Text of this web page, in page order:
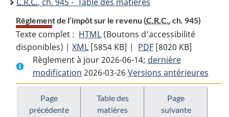
Règlement de l’impôt sur le revenu (C.R.C., ch. 945)
Texte complet : HTML Texte
complet
:
Règlement
de
l’impôt
sur
(Boutons d’accessibilité
disponibles) |XML Texte
complet
:
Règlement
de
l’impôt
[5854 KB] | PDF Texte
complet
:
Règlement
l’impôt
[8020 KB]
Règlement à jour 2026-06-14; dernière
modification 2026-03-26 Versions antérieures
Page
précédente
Table des
matières
Page
suivante